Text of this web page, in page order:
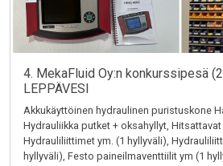
4. MekaFluid Oy:n konkurssipesä
LEPPÄVESI
Akkukäyttöinen hydraulinen puristuskone
Hydrauliikka putket + oksahyllyt,
Hydrauliliittimet ym. (1 hyllyväli),
hyllyväli), Festo paineilmaventtiilit ym (1